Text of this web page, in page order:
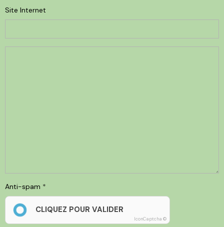
Site Internet
Anti-spam
CLIQUEZ POUR VALIDER
IconCaptcha ©